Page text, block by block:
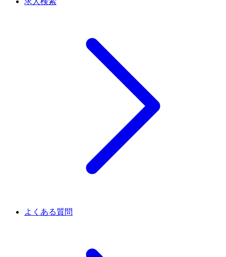
よくある質問